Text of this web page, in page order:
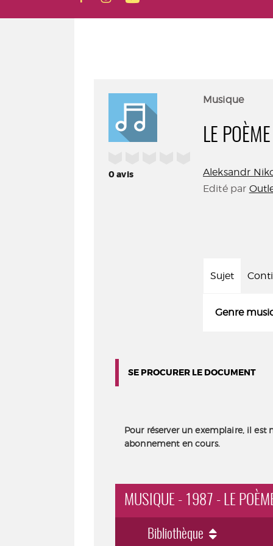
0avis
Musique
LE
Aleksandr
Edité par
Sujet
Genre
SE PROCURER LE DOCUMENT
Pour réserver un exemplaire, il est
abonnement en cours.
MUSIQUE - 1987 - LE
Bibliothèque